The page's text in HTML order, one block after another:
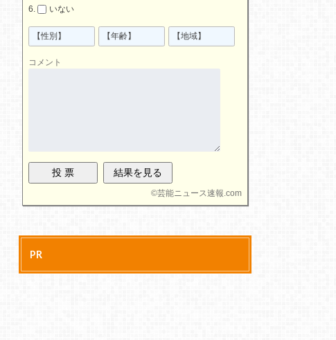
いない
コメント
©芸能ニュース速報.com
PR